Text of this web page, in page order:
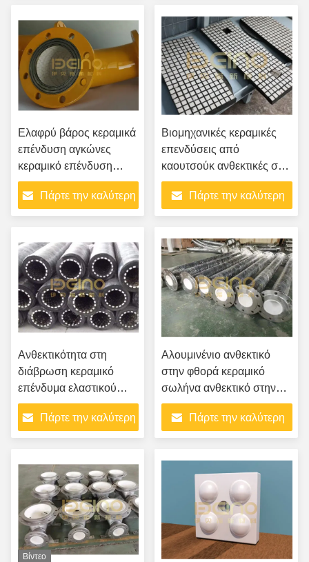
Ελαφρύ βάρος κεραμικά
επένδυση αγκώνες
κεραμικό επένδυση
σωλήνα με ομαλό
εσωτερικό τοίχωμα
Πάρτε την καλύτερη
Βιομηχανικές κεραμικές
επενδύσεις από
καουτσούκ ανθεκτικές στη
συσκότιση
Πάρτε την καλύτερη
Ανθεκτικότητα στη
διάβρωση κεραμικό
επένδυμα ελαστικού
σωλήνα με
πολυεπίπεδο καλώδιο
Πάρτε την καλύτερη
Αλουμινένιο ανθεκτικό
στην φθορά κεραμικό
σωλήνα ανθεκτικό στην
τριβή σωλήνα αγκώνες
Πάρτε την καλύτερη
Βίντεο